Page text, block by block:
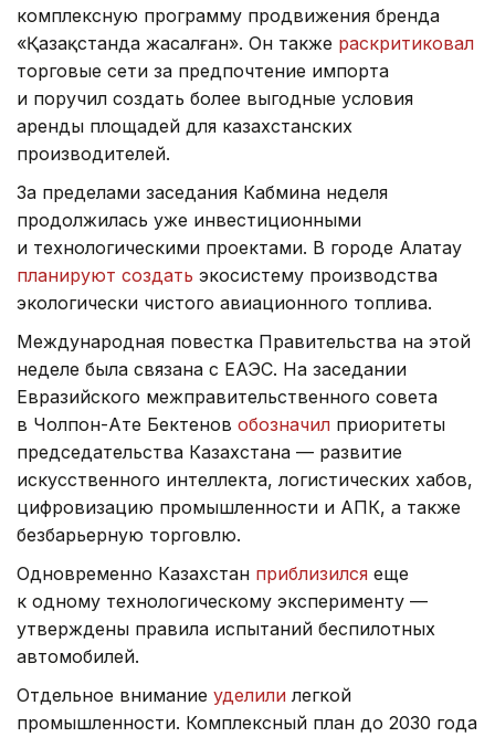
комплексную программу продвижения бренда
«Қазақстанда жасалған». Он также раскритиковал
торговые сети за предпочтение импорта
и поручил создать более выгодные условия
аренды площадей для казахстанских
производителей.
За пределами заседания Кабмина неделя
продолжилась уже инвестиционными
и технологическими проектами. В городе Алатау
планируют создать экосистему производства
экологически чистого авиационного топлива.
Международная повестка Правительства на этой
неделе была связана с ЕАЭС. На заседании
Евразийского межправительственного совета
в Чолпон-Ате Бектенов обозначил приоритеты
председательства Казахстана — развитие
искусственного интеллекта, логистических хабов,
цифровизацию промышленности и АПК, а также
безбарьерную торговлю.
Одновременно Казахстан приблизился еще
к одному технологическому эксперименту —
утверждены правила испытаний беспилотных
автомобилей.
Отдельное внимание уделили легкой
промышленности. Комплексный план до 2030 года